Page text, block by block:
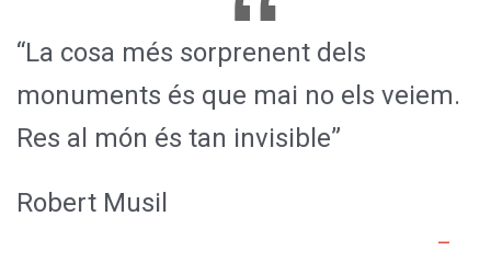
“La cosa més sorprenent dels
monuments és que mai no els veiem.
Res al món és tan invisible”
Robert Musil